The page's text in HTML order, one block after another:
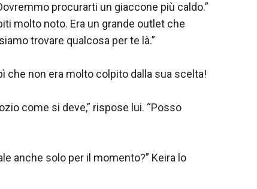
procurarti un giaccone più caldo.”
molto noto. Era un grande outlet che
trovare qualcosa per te là.”
che non era molto colpito dalla sua scelta!
come si deve,” rispose lui. “Posso
anche solo per il momento?” Keira lo